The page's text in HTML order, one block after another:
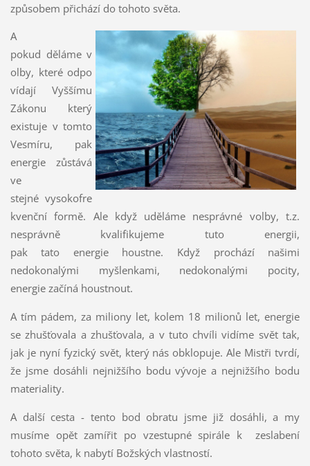
způsobem přichází do tohoto světa.
A
pokud děláme v
olby, které odpo
vídají Vyššímu
Zákonu který
existuje v tomto
Vesmíru, pak
energie zůstává
ve
stejné vysokofre
kvenční formě. Ale když uděláme nesprávné volby, t.z.
nesprávně kvalifikujeme tuto energii,
pak tato energie houstne. Když prochází našimi
nedokonalými myšlenkami, nedokonalými pocity,
energie začíná houstnout.
A tím pádem, za miliony let, kolem 18 milionů let, energie
se zhušťovala a zhušťovala, a v tuto chvíli vidíme svět tak,
jak je nyní fyzický svět, který nás obklopuje. Ale Mistři tvrdí,
že jsme dosáhli nejnižšího bodu vývoje a nejnižšího bodu
materiality.
A další cesta - tento bod obratu jsme již dosáhli, a my
musíme opět zamířit po vzestupné spirále k zeslabení
tohoto světa, k nabytí Božských vlastností.